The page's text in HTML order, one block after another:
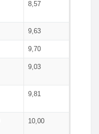
8,57
9,63
9,70
9,03
9,81
10,00